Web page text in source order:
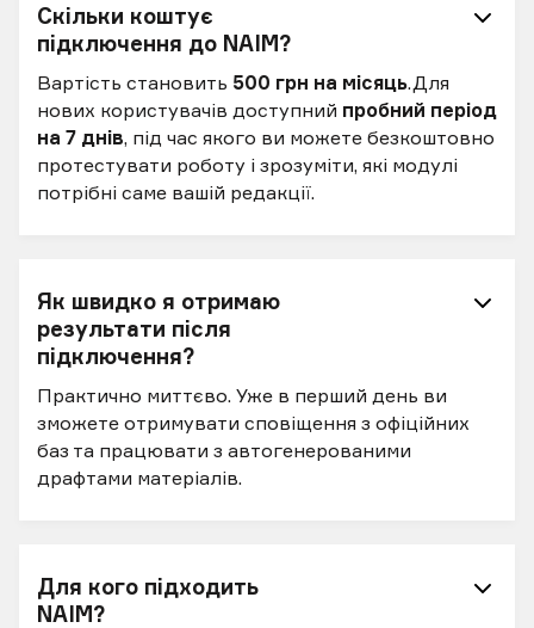
Скільки коштує
підключення до NAIM?
Вартість становить 500 грн на місяць.Для
нових користувачів доступний пробний період
на 7 днів, під час якого ви можете безкоштовно
протестувати роботу і зрозуміти, які модулі
потрібні саме вашій редакції.
Як швидко я отримаю
результати після
підключення?
Практично миттєво. Уже в перший день ви
зможете отримувати сповіщення з офіційних
баз та працювати з автогенерованими
драфтами матеріалів.
Для кого підходить
NAIM?